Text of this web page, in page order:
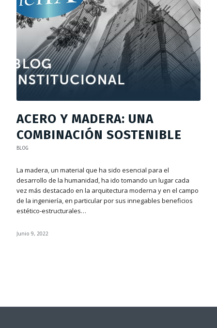
ACERO Y MADERA: UNA
COMBINACIÓN SOSTENIBLE
BLOG
La madera, un material que ha sido esencial para el
desarrollo de la humanidad, ha ido tomando un lugar cada
vez más destacado en la arquitectura moderna y en el campo
de la ingeniería, en particular por sus innegables beneficios
estético-estructurales…
Junio 9, 2022